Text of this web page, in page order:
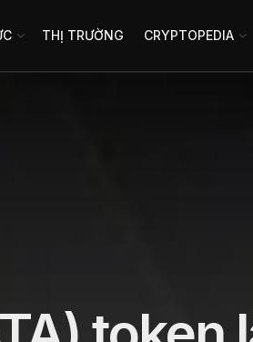
THỊ TRƯỜNG CRYPTOPEDIA